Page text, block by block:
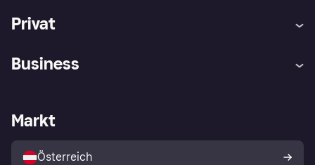
Privat
Shops entdecken
Business
Händlerportal
Markt
Österreich